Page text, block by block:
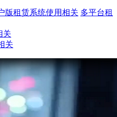
版租赁系统使用相关 多平台租
关
关